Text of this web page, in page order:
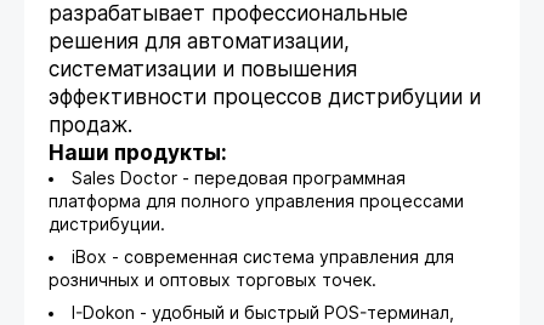
разрабатывает профессиональные
решения для автоматизации,
систематизации и повышения
эффективности процессов дистрибуции и
продаж.
Наши продукты:
Sales Doctor - передовая программная
платформа для полного управления процессами
дистрибуции.
iBox - современная система управления для
розничных и оптовых торговых точек.
I-Dokon - удобный и быстрый POS-терминал,